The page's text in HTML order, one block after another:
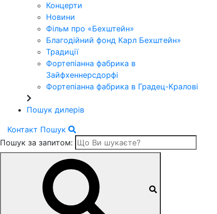
Концерти
Новини
Фільм про «Бехштейн»
Благодійний фонд Карл Бехштейн»
Традиції
Фортепіанна фабрика в
Зайфхеннерсдорфi
Фортепіанна фабрика в Градец-Краловi
Пошук дилерів
Контакт Пошук
Пошук за запитом: